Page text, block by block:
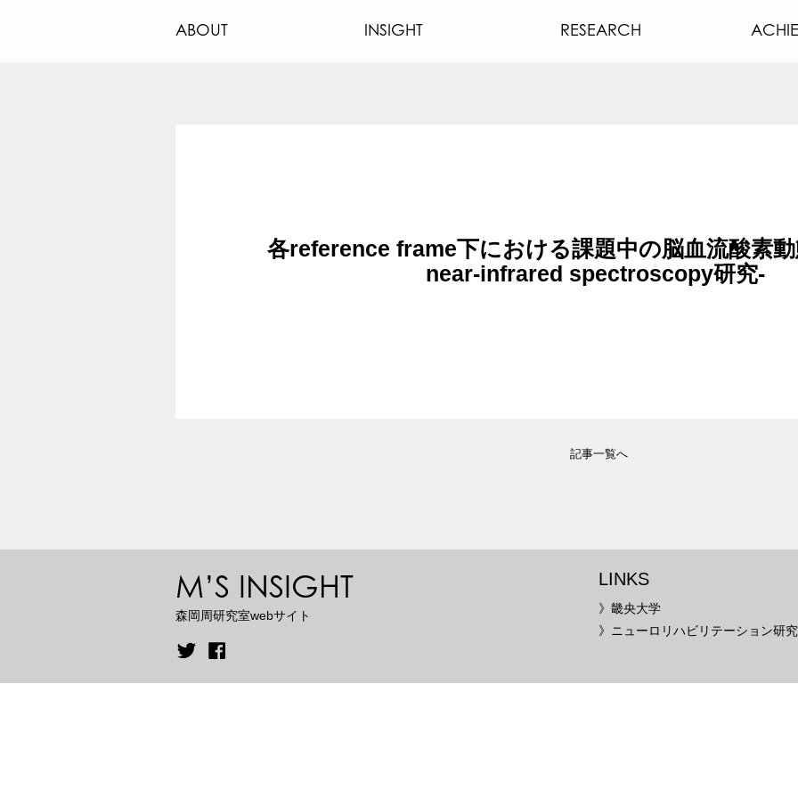
ABOUT INSIGHT RESEARCH
各reference frame下における課題中の脳血流酸素
near-infrared spectroscopy研究-
記事一覧へ
M’S INSIGHT
森岡周研究室webサイト
LINKS
》畿央大学
》ニューロリハビリテーション研